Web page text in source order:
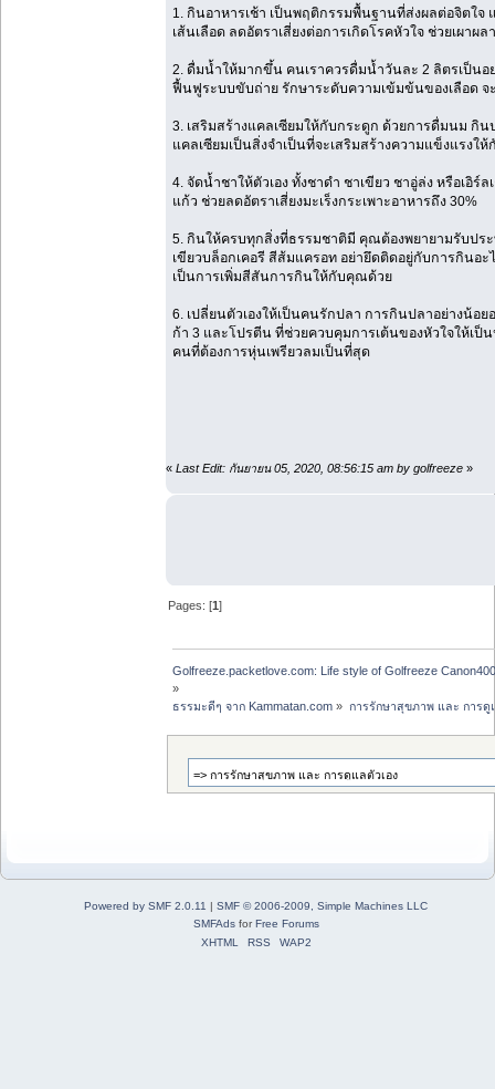
1. กินอาหารเช้า เป็นพฤติกรรมพื้นฐานที่ส่งผลต่อจิตใ
เส้นเลือด ลดอัตราเสี่ยงต่อการเกิดโรคหัวใจ ช่วยเผ
2. ดื่มน้ำให้มากขึ้น คนเราควรดื่มน้ำวันละ 2 ลิตรเป็นอ
ฟื้นฟูระบบขับถ่าย รักษาระดับความเข้มข้นของเลือด จ
3. เสริมสร้างแคลเซียมให้กับกระดูก ด้วยการดื่มนม กิน
แคลเซียมเป็นสิ่งจำเป็นที่จะเสริมสร้างความแข็งแรง
4. จัดน้ำชาให้ตัวเอง ทั้งชาดำ ชาเขียว ชาอู่ล่ง หรือเ
แก้ว ช่วยลดอัตราเสี่ยงมะเร็งกระเพาะอาหารถึง 30%
5. กินให้ครบทุกสิ่งที่ธรรมชาติมี คุณต้องพยายามรับปร
เขียวบล็อกเคอรี สีส้มแครอท อย่ายึดติดอยู่กับการกินอะ
เป็นการเพิ่มสีสันการกินให้กับคุณด้วย
6. เปลี่ยนตัวเองให้เป็นคนรักปลา การกินปลาอย่างน้อ
ก้า 3 และโปรตีน ที่ช่วยควบคุมการเต้นของหัวใจให้เป็
คนที่ต้องการหุ่นเพรียวลมเป็นที่สุด
« Last Edit: กันยายน 05, 2020, 08:56:15 am by golfreeze »
Pages: [1]
Golfreeze.packetlove.com: Life style of Golfreeze
»
ธรรมะดีๆ จาก Kammatan.com » การรักษาสุขภาพ และ การดู
Powered by SMF 2.0.11 | SMF © 2006-2009, Simple Machines LLC
SMFAdsforFree Forums
XHTML
RSS WAP2